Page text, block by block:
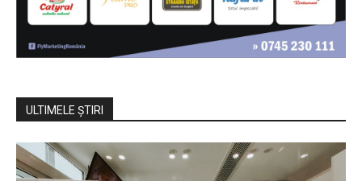
ULTIMELE ŞTIRI